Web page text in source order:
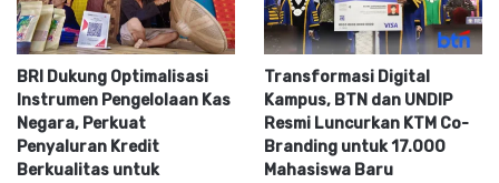
BRI Dukung Optimalisasi
Instrumen Pengelolaan Kas
Negara, Perkuat
Penyaluran Kredit
Berkualitas untuk
Transformasi Digital
Kampus, BTN dan UNDIP
Resmi Luncurkan KTM Co-
Branding untuk 17.000
Mahasiswa Baru